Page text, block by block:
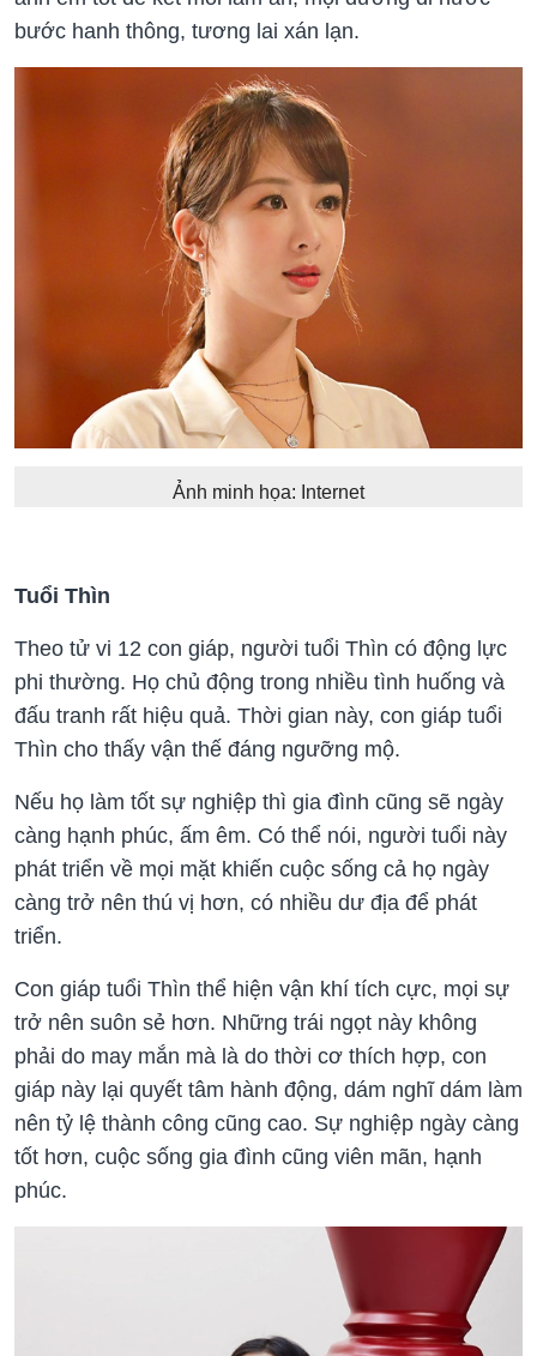
bước hanh thông, tương lai xán lạn.
Ảnh minh họa: Internet
Tuổi Thìn
Theo tử vi 12 con giáp, người tuổi Thìn có động lực
phi thường. Họ chủ động trong nhiều tình huống và
đấu tranh rất hiệu quả. Thời gian này, con giáp tuổi
Thìn cho thấy vận thế đáng ngưỡng mộ.
Nếu họ làm tốt sự nghiệp thì gia đình cũng sẽ ngày
càng hạnh phúc, ấm êm. Có thể nói, người tuổi này
phát triển về mọi mặt khiến cuộc sống cả họ ngày
càng trở nên thú vị hơn, có nhiều dư địa để phát
triển.
Con giáp tuổi Thìn thể hiện vận khí tích cực, mọi sự
trở nên suôn sẻ hơn. Những trái ngọt này không
phải do may mắn mà là do thời cơ thích hợp, con
giáp này lại quyết tâm hành động, dám nghĩ dám làm
nên tỷ lệ thành công cũng cao. Sự nghiệp ngày càng
tốt hơn, cuộc sống gia đình cũng viên mãn, hạnh
phúc.